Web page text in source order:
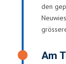
den
Am